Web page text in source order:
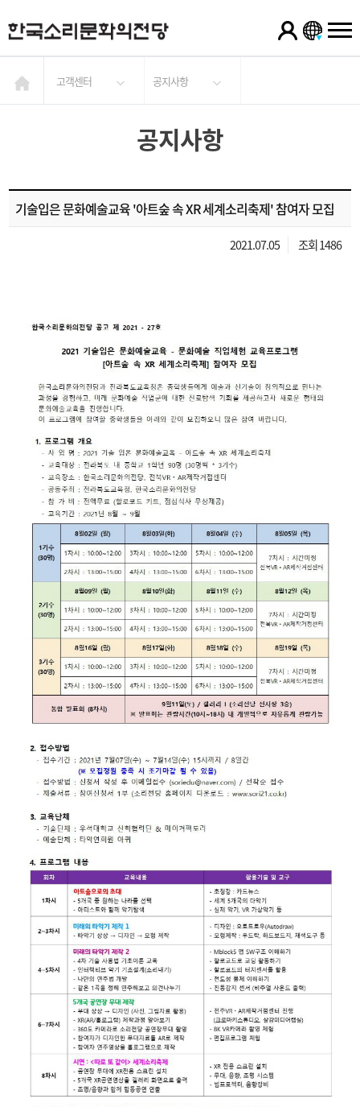
고객센터 공지사항
공지사항
기술입은 문화예술교육 '아트숲 속 XR 세계소리축제' 참여자 모집
2021.07.05 조회 1486